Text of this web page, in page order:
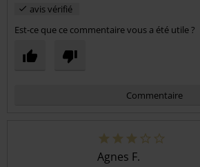
avis vérifié
Est-ce que ce commentaire vous a été utile ?
Commentaire
Agnes F.